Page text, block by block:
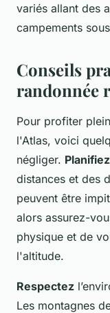
variés allant des
campements
Conseils
randonnée
Pour profiter
l'Atlas, voici
négliger. Planifiez
distances et des
peuvent être
alors assurez-
physique et de
l'altitude.
Respectez
Les montagnes